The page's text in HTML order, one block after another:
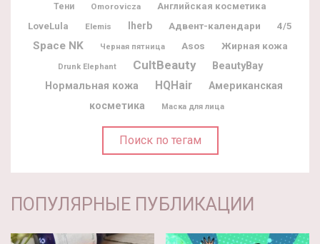
Тени
Omorovicza
Английская косметика
LoveLula
Elemis Iherb Адвент-календари 4/5
Space NK Черная пятница Asos Жирная кожа
Drunk Elephant CultBeauty BeautyBay
Нормальная кожа HQHair
Американская
косметика
Маска для лица
Поиск по тегам
ПОПУЛЯРНЫЕ ПУБЛИКАЦИИ